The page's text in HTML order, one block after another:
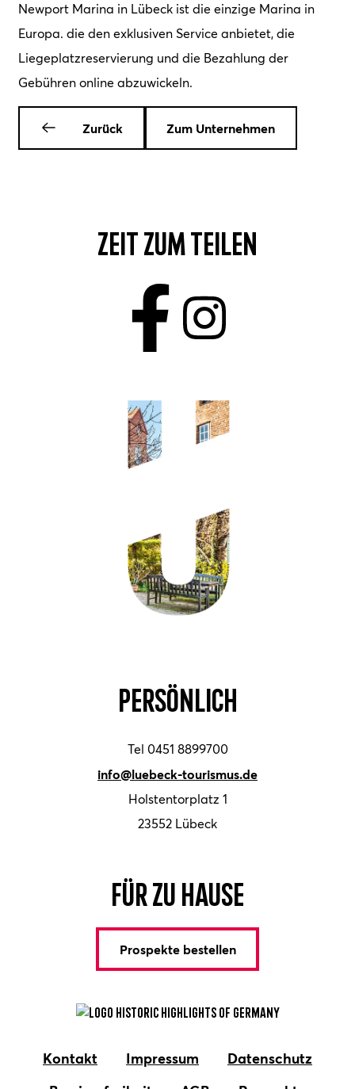
Newport Marina in Lübeck ist die einzige Marina in
Europa. die den exklusiven Service anbietet, die
Liegeplatzreservierung und die Bezahlung der
Gebühren online abzuwickeln.
Zurück Zum Unternehmen
Zeit zum Teilen
Persönlich
Tel 0451 8899700
info@luebeck-tourismus.de
Holstentorplatz 1
23552 Lübeck
Für zu Hause
Prospekte bestellen
Kontakt Impressum
Datenschutz